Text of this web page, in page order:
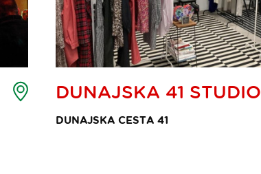
Zemljevid
točke
interesa
DUNAJSKA 41 STUDIO
DUNAJSKA CESTA 41